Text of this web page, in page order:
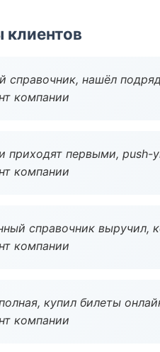
справочник, нашёл
компании
приходят первыми, push-
компании
справочник выручил,
компании
купил билеты
компании